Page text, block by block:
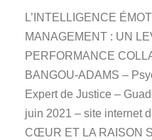
L’INTELLIGENCE
MANAGEMENT : UN
PERFORMANCE
BANGOU-ADAMS –
Expert de Justice –
juin 2021 – site internet
CŒUR ET LA RAISON